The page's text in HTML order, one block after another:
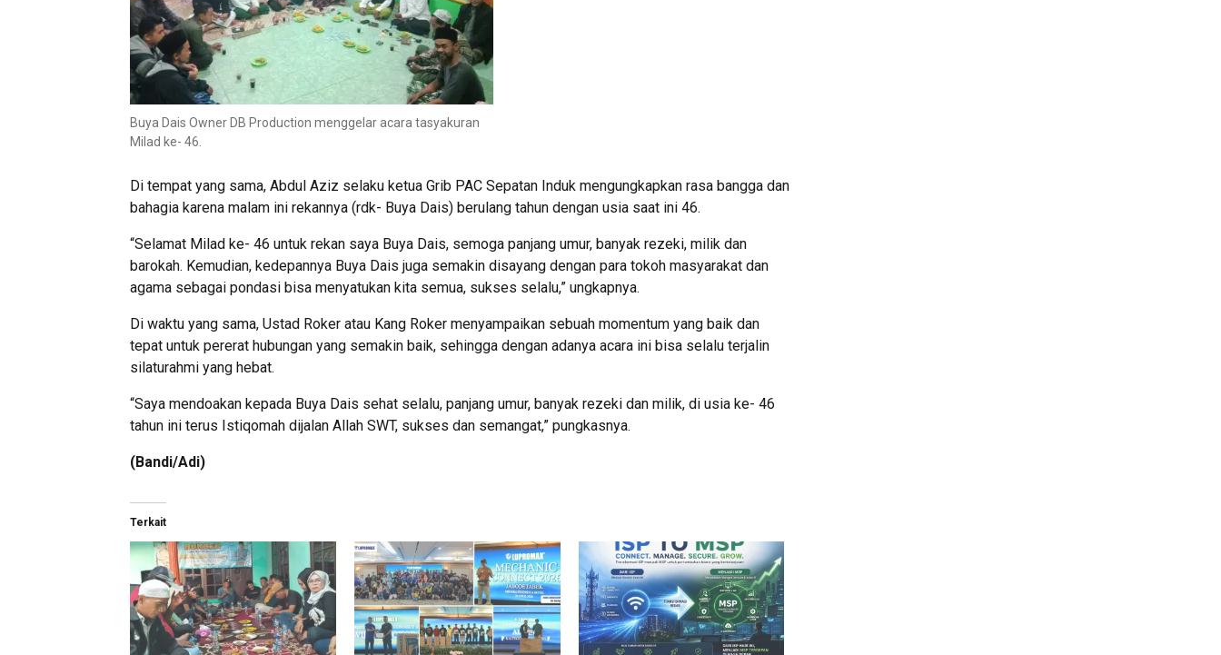
Buya Dais Owner DB Production menggelar acara tasyakuran
Milad ke- 46.
Di tempat yang sama, Abdul Aziz selaku ketua Grib PAC Sepatan Induk mengungkapkan rasa bangga dan
bahagia karena malam ini rekannya (rdk- Buya Dais) berulang tahun dengan usia saat ini 46.
“Selamat Milad ke- 46 untuk rekan saya Buya Dais, semoga panjang umur, banyak rezeki, milik dan
barokah. Kemudian, kedepannya Buya Dais juga semakin disayang dengan para tokoh masyarakat dan
agama sebagai pondasi bisa menyatukan kita semua, sukses selalu,” ungkapnya.
Di waktu yang sama, Ustad Roker atau Kang Roker menyampaikan sebuah momentum yang baik dan
tepat untuk pererat hubungan yang semakin baik, sehingga dengan adanya acara ini bisa selalu terjalin
silaturahmi yang hebat.
“Saya mendoakan kepada Buya Dais sehat selalu, panjang umur, banyak rezeki dan milik, di usia ke- 46
tahun ini terus Istiqomah dijalan Allah SWT, sukses dan semangat,” pungkasnya.
(Bandi/Adi)
Terkait